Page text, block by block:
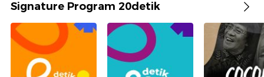
Signature Program 20detik